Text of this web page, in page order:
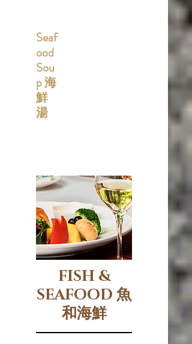
Seaf
ood
Sou
p 海
鮮
湯
FISH &
SEAFOOD 魚
和海鮮